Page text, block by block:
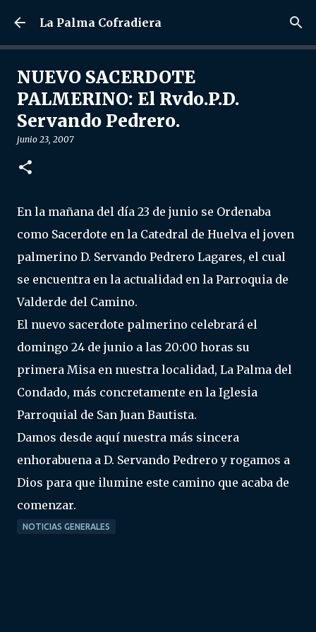
Ir al contenido principal
La Palma Cofradiera
NUEVO SACERDOTE
PALMERINO: El Rvdo.P.D.
Servando Pedrero.
junio 23, 2007
En la mañana del día 23 de junio se Ordenaba
como Sacerdote en la Catedral de Huelva el joven
palmerino D. Servando Pedrero Lagares, el cual
se encuentra en la actualidad en la Parroquia de
Valderde del Camino.
El nuevo sacerdote palmerino celebrará el
domingo 24 de junio a las 20:00 horas su
primera Misa en nuestra localidad, La Palma del
Condado, más concretamente en la Iglesia
Parroquial de San Juan Bautista.
Damos desde aquí nuestra más sincera
enhorabuena a D. Servando Pedrero y rogamos a
Dios para que ilumine este camino que acaba de
comenzar.
NOTICIAS GENERALES